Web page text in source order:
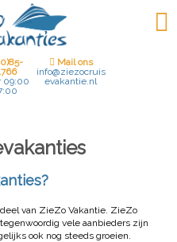
09:00
Mail ons
info@ziezocruis
evakantie.nl
van ZieZo Vakantie. ZieZo
vele aanbieders zijn
ook nog steeds groeien.